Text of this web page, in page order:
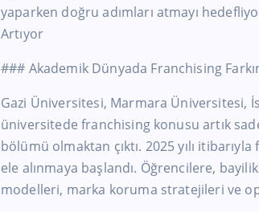
yaparken doğru adımları atmayı
Artıyor
### Akademik Dünyada Franchising
Gazi Üniversitesi, Marmara Üniversitesi,
üniversitede franchising konusu artık
bölümü olmaktan çıktı. 2025 yılı
ele alınmaya başlandı. Öğrencilere,
modelleri, marka koruma stratejileri ve